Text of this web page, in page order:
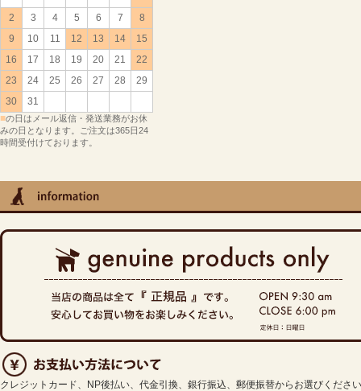
2
3 4 5 6 7
8
9
10 11 12 13 14
15
16
17 18 19 20 21
22
23
24 25 26 27 28
29
30
31
■の日はメール返信・発送業務がお休
みの日となります。ご注文は365日24
時間受付けております。
クレジットカード、NP後払い、代金引換、銀行振込、郵便振替からお選びくださ